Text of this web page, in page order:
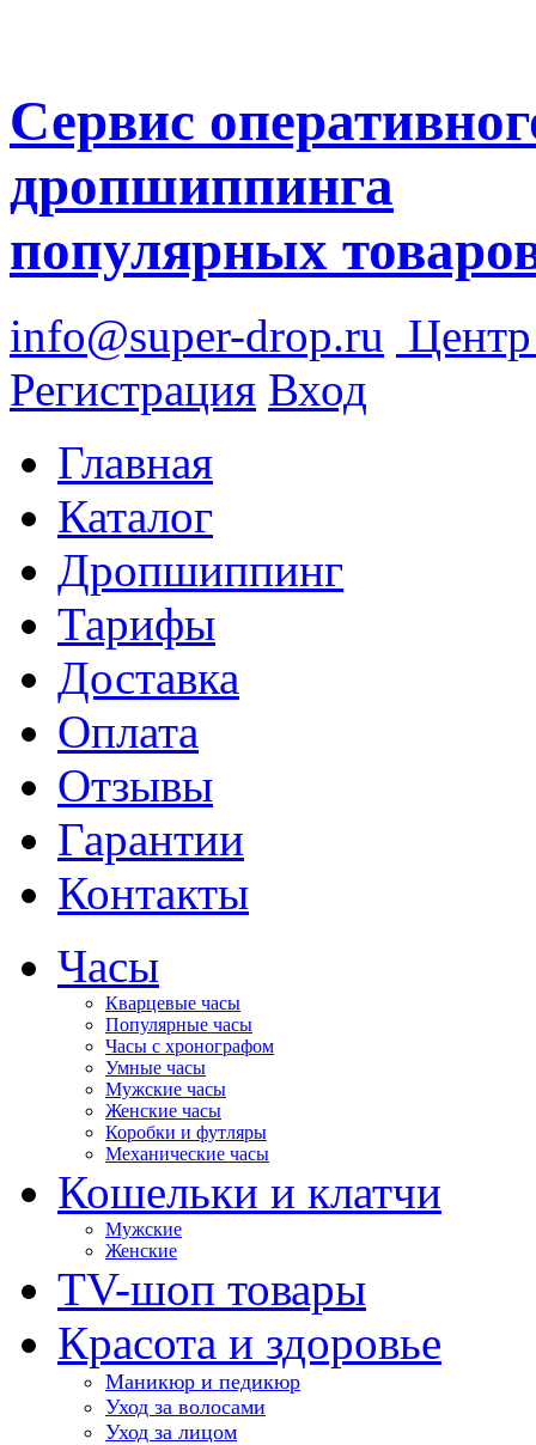
Сервис
дропшиппинга
популярных
info@super-drop.ru
Регистрация Вход
Главная
Каталог
Дропшиппинг
Тарифы
Доставка
Оплата
Отзывы
Гарантии
Контакты
Часы
Кварцевые часы
Популярные часы
Часы с хронографом
Умные часы
Мужские часы
Женские часы
Коробки и футляры
Механические часы
Кошельки и клатчи
Мужские
Женские
TV-шоп товары
Красота и здоровье
Маникюр и педикюр
Уход за волосами
Уход за лицом